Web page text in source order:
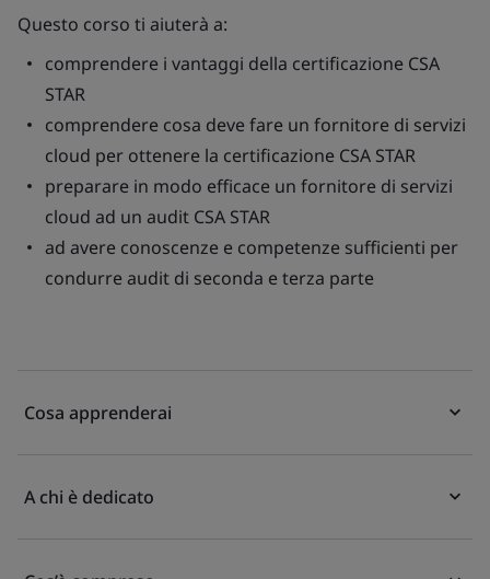
Questo corso ti aiuterà a:
comprendere i vantaggi della certificazione CSA
STAR
comprendere cosa deve fare un fornitore di servizi
cloud per ottenere la certificazione CSA STAR
preparare in modo efficace un fornitore di servizi
cloud ad un audit CSA STAR
ad avere conoscenze e competenze sufficienti per
condurre audit di seconda e terza parte
Cosa apprenderai
A chi è dedicato